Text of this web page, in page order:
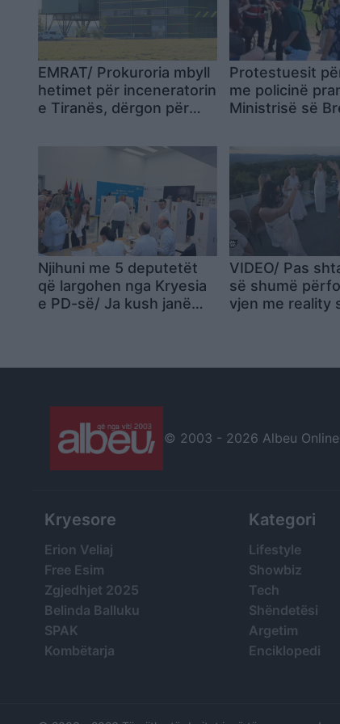
EMRAT/ Prokuroria mbyll
hetimet për inceneratorin
e Tiranës, dërgon për
Protestuesit
me policinë
Ministrisë së
metalik: Kjo
jonë!
Njihuni me 5 deputetët
që largohen nga Kryesia
e PD-së/ Ja kush janë
VIDEO/ Pas
së shumë
vjen me reality
© 2003 - 2026 Albeu
Kryesore
Erion Veliaj
Free Esim
Zgjedhjet 2025
Belinda Balluku
SPAK
Kombëtarja
Kategori
Lifestyle
Showbiz
Tech
Shëndetësi
Argetim
Enciklopedi